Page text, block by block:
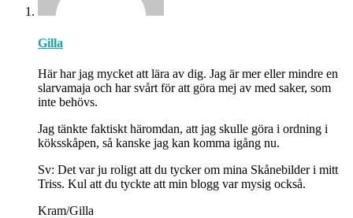
Gilla
Här har jag mycket att lära av dig. Jag är mer eller mindre en
slarvamaja och har svårt för att göra mej av med saker, som
inte behövs.
Jag tänkte faktiskt häromdan, att jag skulle göra i ordning i
köksskåpen, så kanske jag kan komma igång nu.
Sv: Det var ju roligt att du tycker om mina Skånebilder i mitt
Triss. Kul att du tyckte att min blogg var mysig också.
Kram/Gilla